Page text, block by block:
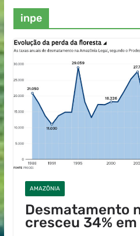
inpe
AMAZÔNIA
Desmatamento
cresceu 34% em